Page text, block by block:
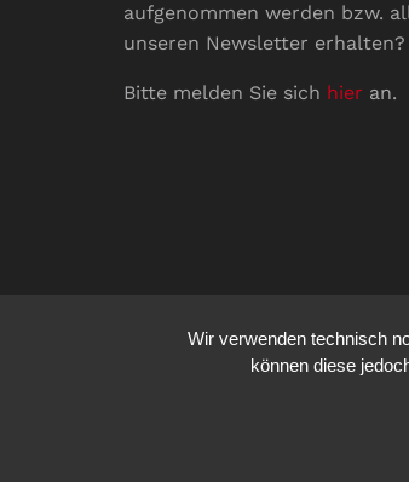
aufgenommen werden bzw.
unseren Newsletter erhalten?
Bitte melden Sie sich hier an.
Wir verwenden technisch
können diese